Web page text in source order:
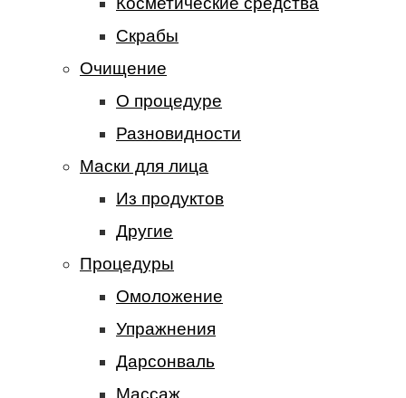
Скрабы
Очищение
О процедуре
Разновидности
Маски для лица
Из продуктов
Другие
Процедуры
Омоложение
Упражнения
Дарсонваль
Массаж